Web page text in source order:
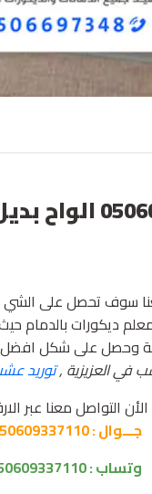
وكيل بديل
سوف تحصل على الشي
ديكورات بالدمام
وحصل على شكل
توريد
التواصل معنا عبر
جـــوال :
وتساب :